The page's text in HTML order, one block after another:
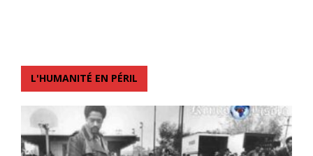
L'HUMANITÉ EN PÉRIL